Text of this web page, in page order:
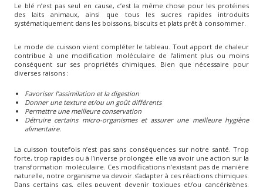
Le blé n’est pas seul en cause, c’est la même chose pour les protéines
des laits animaux, ainsi que tous les sucres rapides introduits
systématiquement dans les boissons, biscuits et plats prêt à consommer.
Le mode de cuisson vient compléter le tableau. Tout apport de chaleur
contribue à une modification moléculaire de l’aliment plus ou moins
conséquent sur ses propriétés chimiques. Bien que nécessaire pour
diverses raisons :
Favoriser l’assimilation et la digestion
Donner une texture et/ou un goût différents
Permettre une meilleure conservation
Détruire certains micro-organismes et assurer une meilleure hygiène
alimentaire.
La cuisson toutefois n’est pas sans conséquences sur notre santé. Trop
forte, trop rapides ou à l’inverse prolongée elle va avoir une action sur la
transformation moléculaire. Ces modifications n’existant pas de manière
naturelle, notre organisme va devoir s’adapter à ces réactions chimiques.
Dans certains cas, elles peuvent devenir toxiques et/ou cancérigènes.